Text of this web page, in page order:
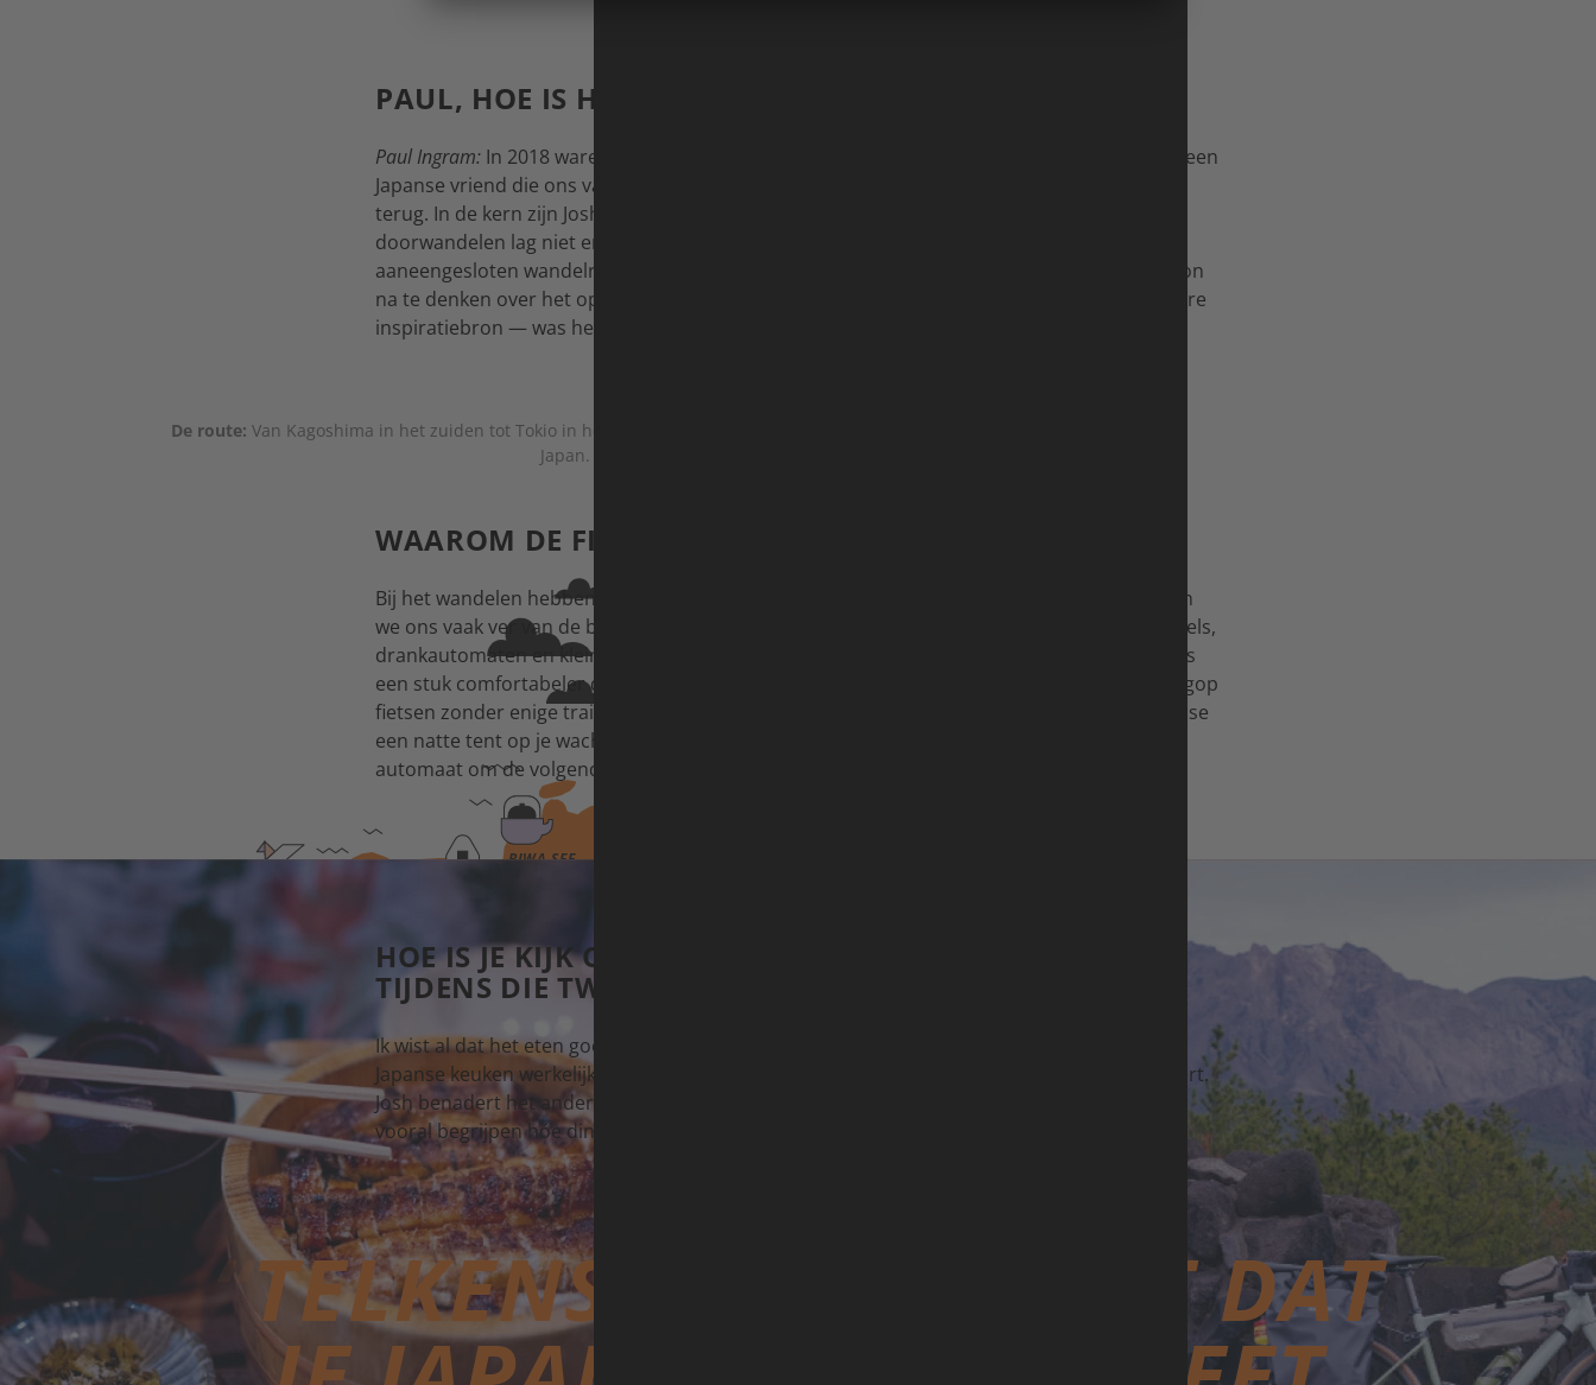
PAUL, HOE IS HET ALLEMAAL BEGONNEN?
Paul Ingram: In 2018 waren Josh en ik er voor het eerst — als gewone toeristen, samen met een
Japanse vriend die ons van alles liet zien en uitlegde. Daarna was het duidelijk: we moesten
terug. In de kern zijn Josh en ik eigenlijk fanatieke langeafstandswandelaars. Maar Japan
doorwandelen lag niet erg voor de hand: het land is sterk ontsloten en heeft geen lange,
aaneengesloten wandelroutes. Zo is de fiets in beeld gekomen. En toen Josh serieuzer begon
na te denken over het openen van zijn eigen restaurant — met Japan als steeds belangrijkere
inspiratiebron — was het plots helder: nu of nooit.
De route: Van Kagoshima in het zuiden tot Tokio in het noorden — zo'n 2.000 kilometer dwars door
Japan.
WAAROM DE FIETS — EN NIET OPNIEUW WANDELEN?
Bij het wandelen hebben we doorgaans proviand voor meerdere dagen bij ons en bevinden
we ons vaak ver van de bewoonde wereld. In Japan was het precies andersom: gemakswinkels,
drankautomaten en kleine dorpjes waren bijna altijd binnen handbereik. Dat maakte de reis
een stuk comfortabeler dan onze gebruikelijke "dirtbag"-avonturen. Maar vier uur lang bergop
fietsen zonder enige training — dat sloopt je lichaam. Het verschil is dat er daarna niet per se
een natte tent op je wacht. Soms is er een betaalbaar hotel — of een hete koffie uit de
automaat om de volgende bocht.
HOE IS JE KIJK OP DE JAPANSE KEUKEN VERANDERD
TIJDENS DIE TWEE MAANDEN?
Ik wist al dat het eten goed en gevarieerd zou zijn — maar hoe regionaal en veelzijdig de
Japanse keuken werkelijk is, heeft me verrast. Ik hou van lekker eten, maar ik ben geen expert.
Josh benadert het anders: hij heeft in restaurants met Michelin-sterren gewerkt. Hij wilde
vooral begrijpen hóe dingen worden gemaakt.
TELKENS ALS JE DENKT DAT